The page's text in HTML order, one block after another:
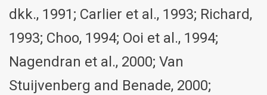
dkk., 1991; Carlier et al., 1993; Richard,
1993; Choo, 1994; Ooi et al., 1994;
Nagendran et al., 2000; Van
Stuijvenberg and Benade, 2000;